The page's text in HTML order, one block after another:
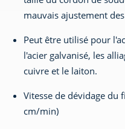
mauvais ajustement
Peut être utilisé pour
l'acier galvanisé, les
cuivre et le laiton.
Vitesse de dévidage du
cm/min)